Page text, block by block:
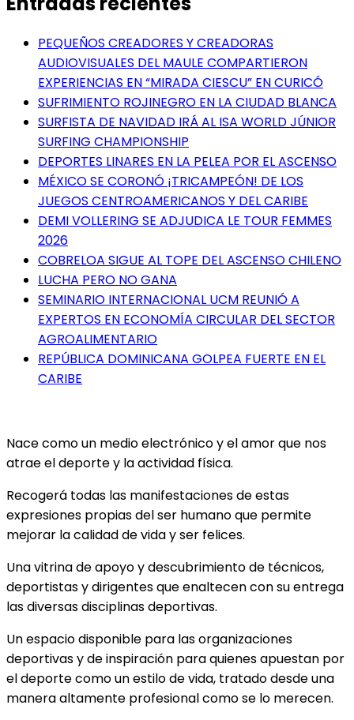
PEQUEÑOS CREADORES Y CREADORAS
AUDIOVISUALES DEL MAULE COMPARTIERON
EXPERIENCIAS EN “MIRADA CIESCU” EN CURICÓ
SUFRIMIENTO ROJINEGRO EN LA CIUDAD BLANCA
SURFISTA DE NAVIDAD IRÁ AL ISA WORLD JÚNIOR
SURFING CHAMPIONSHIP
DEPORTES LINARES EN LA PELEA POR EL ASCENSO
MÉXICO SE CORONÓ ¡TRICAMPEÓN! DE LOS
JUEGOS CENTROAMERICANOS Y DEL CARIBE
DEMI VOLLERING SE ADJUDICA LE TOUR FEMMES
2026
COBRELOA SIGUE AL TOPE DEL ASCENSO CHILENO
LUCHA PERO NO GANA
SEMINARIO INTERNACIONAL UCM REUNIÓ A
EXPERTOS EN ECONOMÍA CIRCULAR DEL SECTOR
AGROALIMENTARIO
REPÚBLICA DOMINICANA GOLPEA FUERTE EN EL
CARIBE
Nace como un medio electrónico y el amor que nos
atrae el deporte y la actividad física.
Recogerá todas las manifestaciones de estas
expresiones propias del ser humano que permite
mejorar la calidad de vida y ser felices.
Una vitrina de apoyo y descubrimiento de técnicos,
deportistas y dirigentes que enaltecen con su entrega
las diversas disciplinas deportivas.
Un espacio disponible para las organizaciones
deportivas y de inspiración para quienes apuestan por
el deporte como un estilo de vida, tratado desde una
manera altamente profesional como se lo merecen.